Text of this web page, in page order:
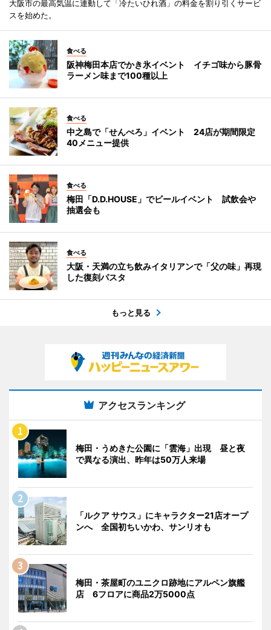
大阪市の最高気温に連動して「冷たいひれ酒」の料金を割り引くサービ
スを始めた。
食べる
阪神梅田本店でかき氷イベント イチゴ味から豚骨
ラーメン味まで100種以上
食べる
中之島で「せんべろ」イベント 24店が期間限定
40メニュー提供
食べる
梅田「D.D.HOUSE」でビールイベント 試飲会や
抽選会も
食べる
大阪・天満の立ち飲みイタリアンで「父の味」再現
した復刻パスタ
もっと見る
アクセスランキング
梅田・うめきた公園に「雲海」出現 昼と夜
で異なる演出、昨年は50万人来場
「ルクア サウス」にキャラクター21店オープ
ンへ 全国初ちいかわ、サンリオも
梅田・茶屋町のユニクロ跡地にアルペン旗艦
店 6フロアに商品2万5000点